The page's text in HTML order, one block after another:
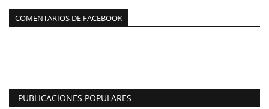
COMENTARIOS DE FACEBOOK
PUBLICACIONES POPULARES